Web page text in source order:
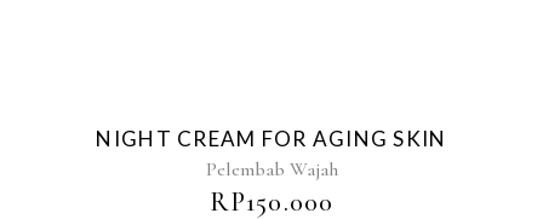
NIGHT CREAM FOR AGING SKIN
Pelembab Wajah
RP150.000